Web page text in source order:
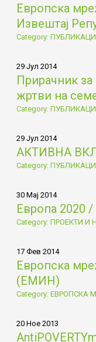
Европска
Извештај
Category:
29 Јул 2014
Прирачник
жртви на
Category:
29 Јул 2014
АКТИВНА
Category:
30 Мај 2014
Европа 2020
Category: ПРОЕКТИ И
17 Фев 2014
Европска
(ЕМИН)
Category:
20 Ное 2013